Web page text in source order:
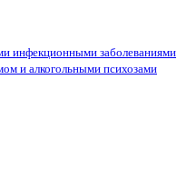
инфекционными заболеваниями
и алкогольными психозами